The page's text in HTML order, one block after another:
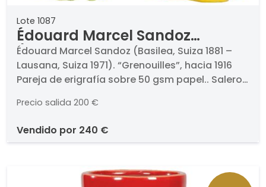
Lote 1087
Édouard Marcel Sandoz
(Basilea, Suiza 1881 – Lausana,
Suiza 1971)
Édouard Marcel Sandoz (Basilea, Suiza 1881 –
Lausana, Suiza 1971). “Grenouilles”, hacia 1916
Pareja de erigrafía sobre 50 gsm papel.. Salero
en la base "Théodore Haviland Limoges France,
Ed. M. Sandoz".. Medidas: 4,5 x 6 x 6 cm.
Precio salida 200 €
vendido por 240 €